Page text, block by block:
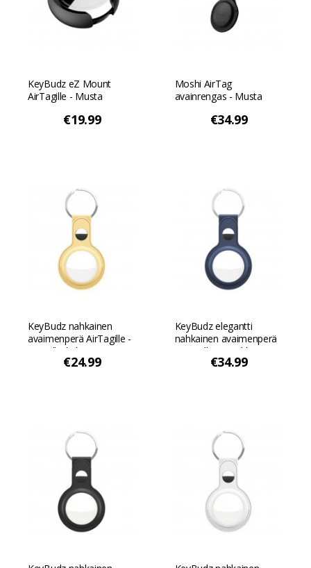
KeyBudz eZ Mount
AirTagille - Musta
€19.99
Moshi AirTag
avainrengas - Musta
€34.99
KeyBudz nahkainen
avaimenperä AirTagille -
Pastellin keltainen
€24.99
KeyBudz elegantti
nahkainen avaimenperä
AirTagille - 2-pakkaus -
Koboltin sininen Koboltin
€34.99